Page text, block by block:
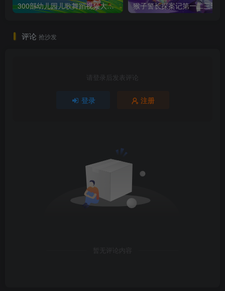
300部幼儿园儿歌舞蹈视频大合集
评论 抢沙发
请登录后发表评论
登录 注册
暂无评论内容